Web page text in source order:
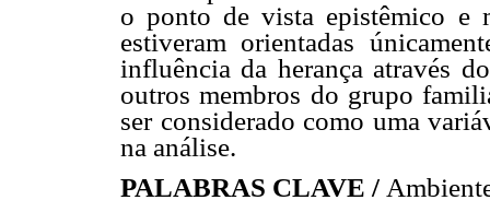
o ponto de vista epistêmico e
estiveram orientadas
influência da herança através
outros membros do grupo
ser considerado como uma
na análise.
PALABRAS CLAVE /